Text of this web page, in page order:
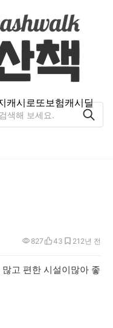
캐시로또보험캐시딜
2년 전
827 43 21
고 편한 시설이많아 좋